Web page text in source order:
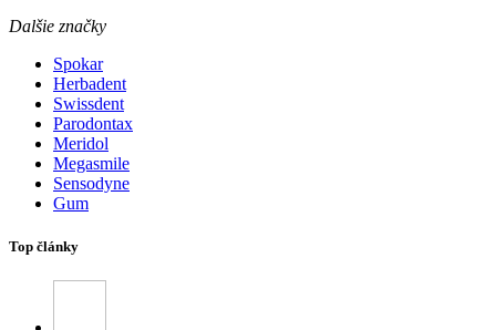
Dalšie značky
Spokar
Herbadent
Swissdent
Parodontax
Meridol
Megasmile
Sensodyne
Gum
Top články